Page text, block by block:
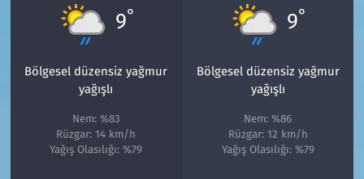
9°
Bölgesel düzensiz yağmur
yağışlı
Nem: %83
Rüzgar: 14 km/h
Yağış Olasılığı: %79
9°
Bölgesel düzensiz yağmur
yağışlı
Nem: %86
Rüzgar: 12 km/h
Yağış Olasılığı: %79